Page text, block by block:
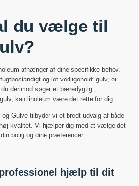
du vælge til
afhænger af dine specifikke behov.
og let vedligeholdt gulv, er
derimod søger et bæredygtigt,
kan linoleum være det rette for dig.
Gulve tilbyder vi et bredt udvalg af både
kvalitet. Vi hjælper dig med at vælge det
bolig og dine præferencer.
hjælp til dit